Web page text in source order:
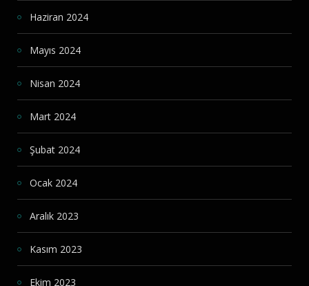
Haziran 2024
Mayıs 2024
Nisan 2024
Mart 2024
Şubat 2024
Ocak 2024
Aralık 2023
Kasım 2023
Ekim 2023